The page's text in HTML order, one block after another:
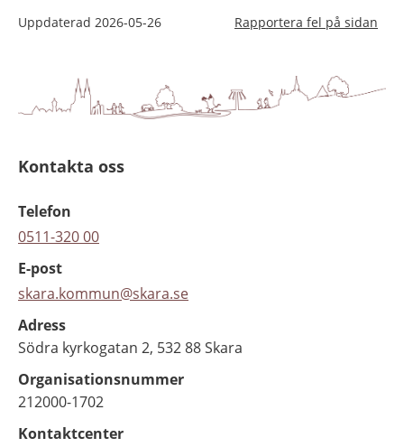
Uppdaterad 2026-05-26 Rapportera fel på sidan
Kontakta oss
Telefon
0511-320 00
E-post
skara.kommun@skara.se
Adress
Södra kyrkogatan 2, 532 88 Skara
Organisationsnummer
212000-1702
Kontaktcenter